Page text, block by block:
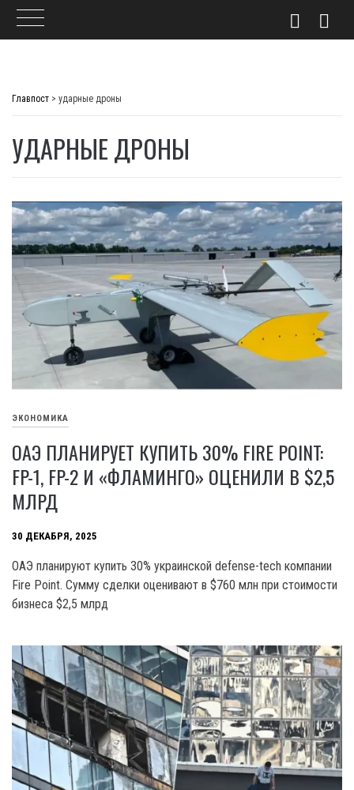
Главпост > ударные дроны
УДАРНЫЕ ДРОНЫ
ЭКОНОМИКА
ОАЭ ПЛАНИРУЕТ КУПИТЬ 30% FIRE POINT:
FP-1, FP-2 И «ФЛАМИНГО» ОЦЕНИЛИ В $2,5
МЛРД
30 ДЕКАБРЯ, 2025
ОАЭ планируют купить 30% украинской defense-tech компании
Fire Point. Сумму сделки оценивают в $760 млн при стоимости
бизнеса $2,5 млрд